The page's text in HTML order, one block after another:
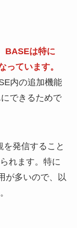
BASEは特に
ています。
内の追加機能
できるためで
発信すること
れます。特に
が多いので、以